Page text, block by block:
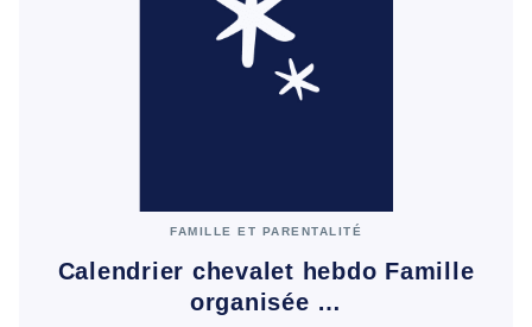
FAMILLE ET PARENTALITÉ
Calendrier chevalet hebdo Famille
organisée …